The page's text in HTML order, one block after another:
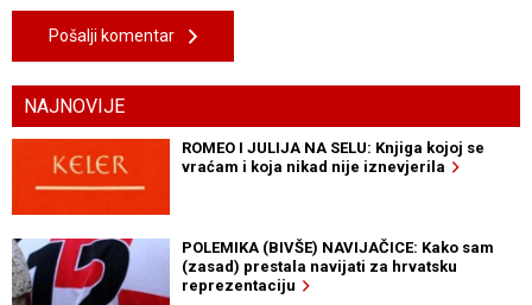
Pošalji komentar
NAJNOVIJE
ROMEO I JULIJA NA SELU: Knjiga kojoj se
vraćam i koja nikad nije iznevjerila
POLEMIKA (BIVŠE) NAVIJAČICE: Kako sam
(zasad) prestala navijati za hrvatsku
reprezentaciju